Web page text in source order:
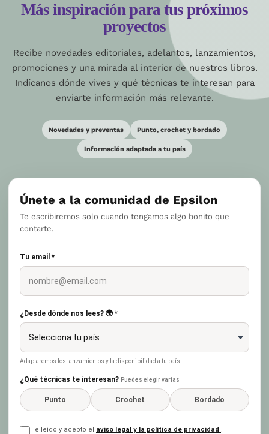
Más inspiración para tus próximos
proyectos
Recibe novedades editoriales, adelantos, lanzamientos,
promociones y una mirada al interior de nuestros libros.
Indícanos dónde vives y qué técnicas te interesan para
enviarte información más relevante.
Novedades y preventas Punto, crochet y bordado
Información adaptada a tu país
Únete a la comunidad de Epsilon
Te escribiremos solo cuando tengamos algo bonito que
contarte.
Tu email *
¿Desde dónde nos lees? 🌍 *
Adaptaremos los lanzamientos y la disponibilidad a tu país.
¿Qué técnicas te interesan? Puedes elegir varias
Punto Crochet Bordado
He leído y acepto el aviso legal y la política de privacidad .